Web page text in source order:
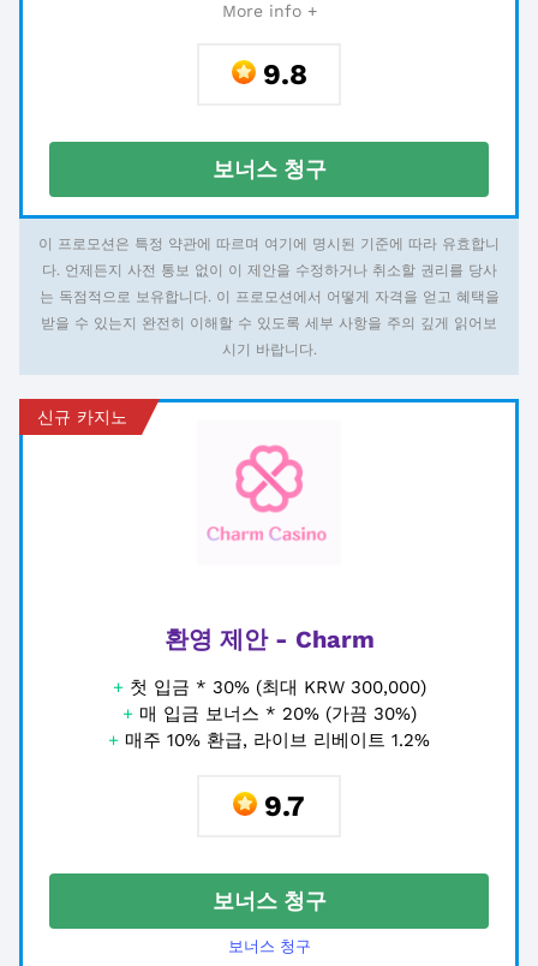
More info +
9.8
보너스 청구
이 프로모션은 특정 약관에 따르며 여기에 명시된 기준에 따라 유효합니
다. 언제든지 사전 통보 없이 이 제안을 수정하거나 취소할 권리를 당사
는 독점적으로 보유합니다. 이 프로모션에서 어떻게 자격을 얻고 혜택을
받을 수 있는지 완전히 이해할 수 있도록 세부 사항을 주의 깊게 읽어보
시기 바랍니다.
신규 카지노
환영 제안 - Charm
+ 첫 입금 * 30% (최대 KRW 300,000)
+ 매 입금 보너스 * 20% (가끔 30%)
+ 매주 10% 환급, 라이브 리베이트 1.2%
9.7
보너스 청구
보너스 청구